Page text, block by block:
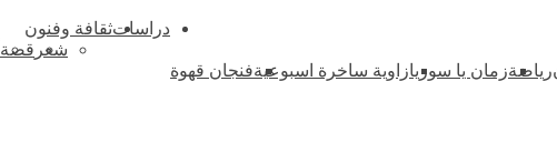
رياضةزمان يا سوريازاوية ساخرة اسبوعيةفنجان قهوة
دراساتثقافة وفنون
شعر قصة